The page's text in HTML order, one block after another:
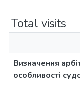
Total visits
Визначення
особливості